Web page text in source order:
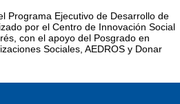
Programa Ejecutivo de Desarrollo de
por el Centro de Innovación Social
con el apoyo del Posgrado en
Sociales, AEDROS y Donar